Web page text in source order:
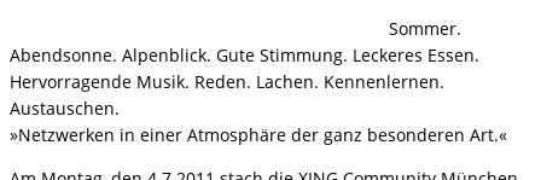
Sommer.
Abendsonne. Alpenblick. Gute Stimmung. Leckeres Essen.
Hervorragende Musik. Reden. Lachen. Kennenlernen.
Austauschen.
»Netzwerken in einer Atmosphäre der ganz besonderen Art.«